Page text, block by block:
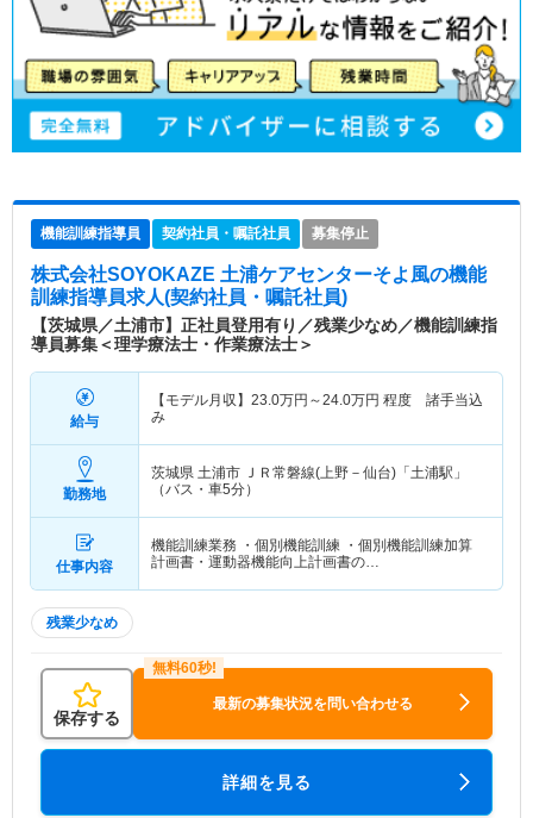
機能訓練指導員 契約社員・嘱託社員 募集停止
株式会社SOYOKAZE 土浦ケアセンターそよ風の機能
訓練指導員求人(契約社員・嘱託社員)
【茨城県／土浦市】正社員登用有り／残業少なめ／機能訓練指
導員募集＜理学療法士・作業療法士＞
給与
【モデル月収】 23.0万円～24.0万円 程度 諸手当込
み
勤務地
茨城県 土浦市 ＪＲ常磐線(上野－仙台)「土浦駅」
（バス・車5分）
仕事内容
機能訓練業務 ・個別機能訓練 ・個別機能訓練加算
計画書・運動器機能向上計画書の…
残業少なめ
保存する
最新の募集状況を問い合わせる
詳細を見る